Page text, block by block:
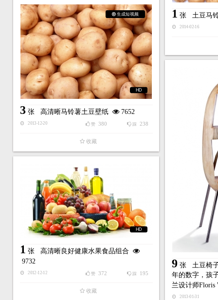
1 张 土豆马
2014-02-16
生成短视频
HD
3张 高清晰马铃薯土豆壁纸 7652
2013-12-20 踩 238
赞 380
收藏
9张 土豆椅
年的数字，孩
兰设计师Floris
2013-01-31
HD
1 张 高清晰良好健康水果食品组合
9732
2012-12-12 踩 195
赞 372
收藏